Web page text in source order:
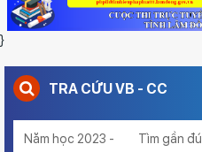
}
TRA CỨU VB - CC